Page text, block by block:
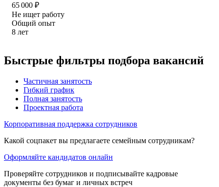
65 000 ₽
Не ищет работу
Общий опыт
8 лет
Быстрые фильтры подбора вакансий
Частичная занятость
Гибкий график
Полная занятость
Проектная работа
Корпоративная поддержка сотрудников
Какой соцпакет вы предлагаете семейным сотрудникам?
Оформляйте кандидатов онлайн
Проверяйте сотрудников и подписывайте кадровые
документы без бумаг и личных встреч